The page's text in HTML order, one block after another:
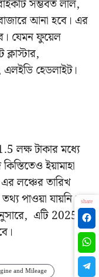
সম্ভবত লাল,
আনা হবে। এর
যেমন ফুয়েল
হেডলাইট।
লক্ষ টাকার মধ্যে
ইয়ামাহা
লঞ্চের তারিখ
পাওয়া যায়নি।
এটি 2025
and Mileage
share